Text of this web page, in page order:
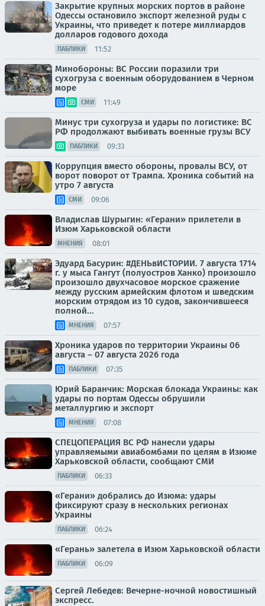
Закрытие крупных морских портов в районе
Одессы остановило экспорт железной руды с
Украины, что приведет к потере миллиардов
долларов годового дохода
ПАБЛИКИ 11:52
Минобороны: ВС России поразили три
сухогруза с военным оборудованием в Черном
море
СМИ 11:49
Минус три сухогруза и удары по логистике: ВС
РФ продолжают выбивать военные грузы ВСУ
ПАБЛИКИ 09:33
Коррупция вместо обороны, провалы ВСУ, от
ворот поворот от Трампа. Хроника событий на
утро 7 августа
СМИ 09:06
Владислав Шурыгин: «Герани» прилетели в
Изюм Харьковской области
МНЕНИЯ 08:01
Эдуард Басурин: #ДЕНЬвИСТОРИИ. 7 августа 1714
г. у мыса Гангут (полуостров Ханко) произошло
произошло двухчасовое морское сражение
между русским армейским флотом и шведским
морским отрядом из 10 судов, закончившееся
полной...
МНЕНИЯ 07:57
Хроника ударов по территории Украины 06
августа – 07 августа 2026 года
ПАБЛИКИ 07:35
Юрий Баранчик: Морская блокада Украины: как
удары по портам Одессы обрушили
металлургию и экспорт
МНЕНИЯ 07:08
СПЕЦОПЕРАЦИЯ ВС РФ нанесли удары
управляемыми авиабомбами по целям в Изюме
Харьковской области, сообщают СМИ
ПАБЛИКИ 06:33
«Герани» добрались до Изюма: удары
фиксируют сразу в нескольких регионах
Украины
ПАБЛИКИ 06:24
«Герань» залетела в Изюм Харьковской области
ПАБЛИКИ 06:09
Сергей Лебедев: Вечерне-ночной новостишный
экспресс.